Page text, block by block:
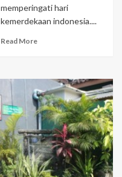
memperingati hari
kemerdekaan indonesia....
Read More